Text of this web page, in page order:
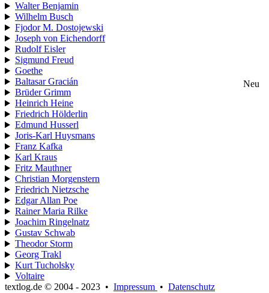
Walter Benjamin
Wilhelm Busch
Fjodor M. Dostojewski
Joseph von Eichendorff
Rudolf Eisler
Sigmund Freud
Goethe
Baltasar Gracián
Neu
Brüder Grimm
Heinrich Heine
Friedrich Hölderlin
Edmund Husserl
Joris-Karl Huysmans
Franz Kafka
Karl Kraus
Fritz Mauthner
Christian Morgenstern
Friedrich Nietzsche
Edgar Allan Poe
Rainer Maria Rilke
Joachim Ringelnatz
Gustav Schwab
Theodor Storm
Georg Trakl
Kurt Tucholsky
Voltaire
textlog.de © 2004 - 2023 • Impressum • Datenschutz